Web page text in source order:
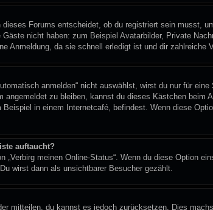
Forums entscheidet, ob du registriert sein musst,
nicht haben: zum Beispiel Avatarbilder, Private
Anmeldung, da sie schnell erledigt ist und dir zahlreiche
anmelden“ nicht auswählst, wirst du nur für
zu bleiben, kannst du dieses Kästchen beim
in einem Internetcafé, befindest. Wenn diese
auftaucht?
meinen Online-Status“. Wenn du diese Option
wirst dann als unsichtbarer Besucher gezählt.
mitteilen, du kannst es jedoch zurücksetzen. Dies